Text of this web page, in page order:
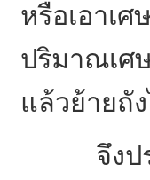
หรือเอาเ
ปริมาณเศ
แล้วย้ายถั
จึง